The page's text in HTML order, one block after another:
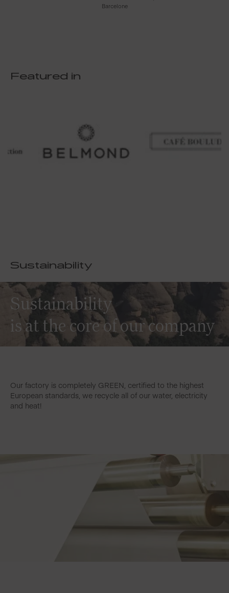
Barcelone
Featured in
Sustainability
Sustainability
is at the core of our company
Our factory is completely GREEN, certified to the highest
European standards, we recycle all of our water, electricity
and heat!